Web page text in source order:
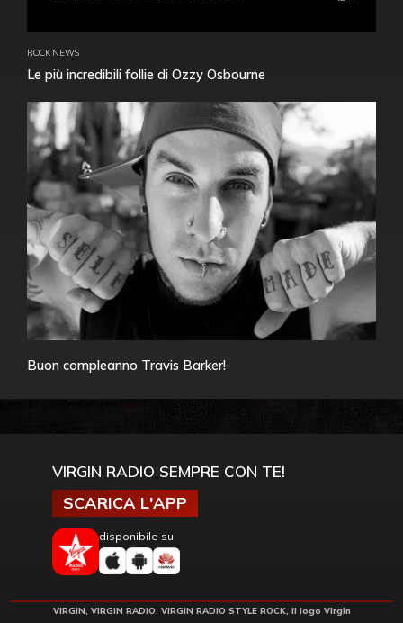
ROCK NEWS
Le più incredibili follie di Ozzy Osbourne
Buon compleanno Travis Barker!
VIRGIN RADIO SEMPRE CON TE!
SCARICA L'APP
disponibile su
VIRGIN, VIRGIN RADIO, VIRGIN RADIO STYLE ROCK, il logo Virgin